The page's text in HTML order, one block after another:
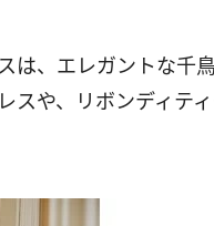
は、エレガントな千
スや、リボンディテ